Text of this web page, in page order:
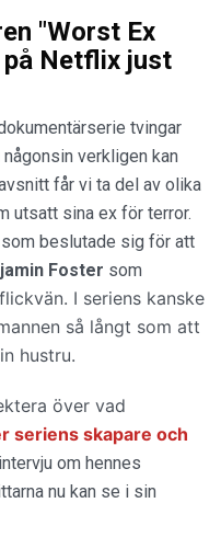
"Worst Ex
Netflix just
tvingar
verkligen kan
får vi ta del av olika
utsatt sina ex för terror.
som beslutade sig för att
Foster som
I seriens kanske
så långt som att
hustru.
över vad
seriens skapare och
om hennes
nu kan se i sin